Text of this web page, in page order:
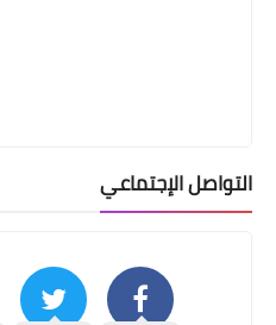
التواصل الإجتماعي